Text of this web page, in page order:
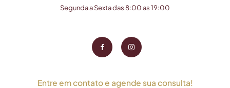
Segunda a Sexta das 8:00 as 19:00
Entre em contato e agende sua consulta!